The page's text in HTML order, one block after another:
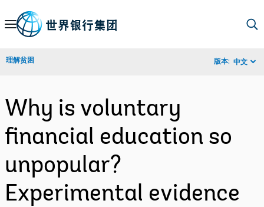
Skip
Navigation
理解贫困 版本: 中文
Why is voluntary
financial education so
unpopular?
Experimental evidence